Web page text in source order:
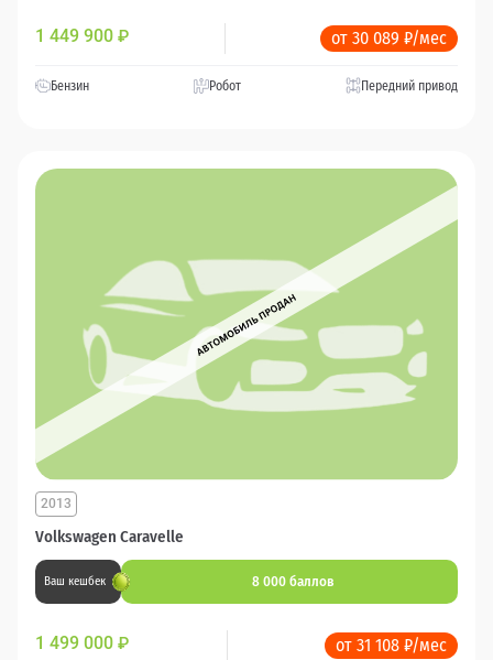
1 449 900 ₽ от 30 089 ₽/мес
Бензин Робот Передний привод
Volkswagen Caravelle
2013
Ваш кешбек 8 000 баллов
1 499 000 ₽ от 31 108 ₽/мес